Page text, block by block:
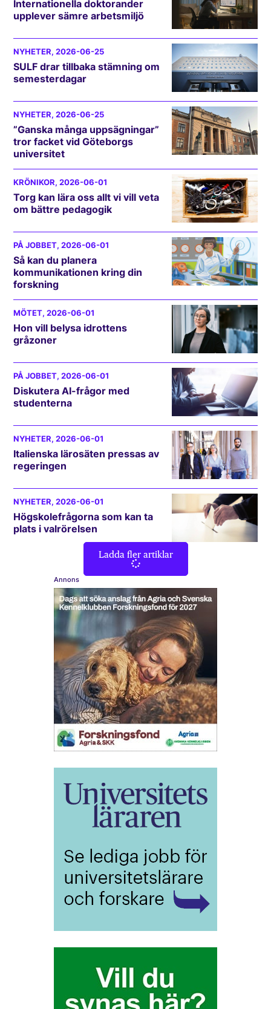
Internationella doktorander
upplever sämre arbetsmiljö
NYHETER, 2026-06-25
SULF drar tillbaka stämning om
semesterdagar
NYHETER, 2026-06-25
”Ganska många uppsägningar”
tror facket vid Göteborgs
universitet
KRÖNIKOR, 2026-06-01
Torg kan lära oss allt vi vill veta
om bättre pedagogik
PÅ JOBBET, 2026-06-01
Så kan du planera
kommunikationen kring din
forskning
MÖTET, 2026-06-01
Hon vill belysa idrottens
gråzoner
PÅ JOBBET, 2026-06-01
Diskutera AI-frågor med
studenterna
NYHETER, 2026-06-01
Italienska lärosäten pressas av
regeringen
NYHETER, 2026-06-01
Högskolefrågorna som kan ta
plats i valrörelsen
Ladda fler artiklar
Annons